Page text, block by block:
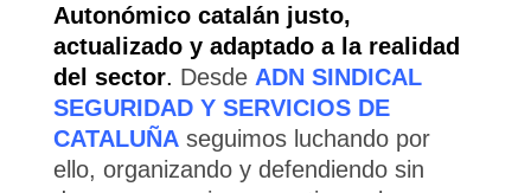
Autonómico catalán justo,
actualizado y adaptado a la realidad
del sector. Desde ADN SINDICAL
SEGURIDAD Y SERVICIOS DE
CATALUÑAseguimos luchando por
ello, organizando y defendiendo sin